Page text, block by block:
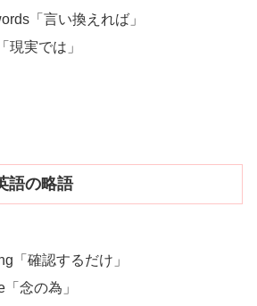
「言い換えれば」
現実では」
語の略語
「確認するだけ」
念の為」